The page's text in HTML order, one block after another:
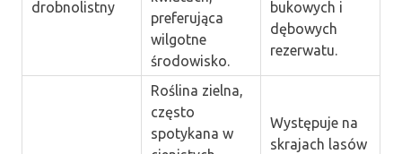
drobnolistny
preferująca
wilgotne
środowisko.
bukowych i
dębowych
rezerwatu.
Roślina zielna,
często
spotykana w
Występuje na
skrajach lasów